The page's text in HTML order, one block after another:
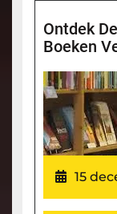
Ontdek
Boeken
15